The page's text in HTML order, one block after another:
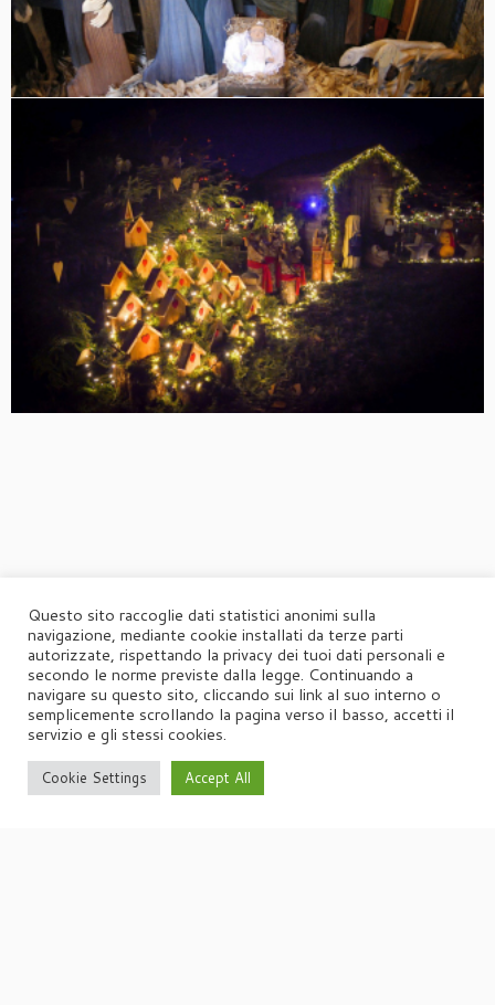
·© 2026Agorà·Powered by ·Designed con il
Questo sito raccoglie dati statistici anonimi sulla
navigazione, mediante cookie installati da terze parti
autorizzate, rispettando la privacy dei tuoi dati personali e
secondo le norme previste dalla legge. Continuando a
navigare su questo sito, cliccando sui link al suo interno o
semplicemente scrollando la pagina verso il basso, accetti il
servizio e gli stessi cookies.
Cookie Settings Accept All